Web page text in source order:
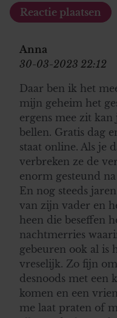
Anna
30-03-2023 22:12
Daar ben ik het
mijn geheim het
ergens mee zit
bellen. Gratis dag
staat online. Als je
verbreken ze de
enorm gesteund
En nog steeds
van zijn vader en
heen die beseffen
nachtmerries
gebeuren ook al is
vreselijk. Zo fijn
desnoods met een
komen en een
me laat praten of